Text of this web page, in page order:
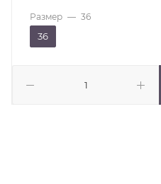
Размер — 36
36